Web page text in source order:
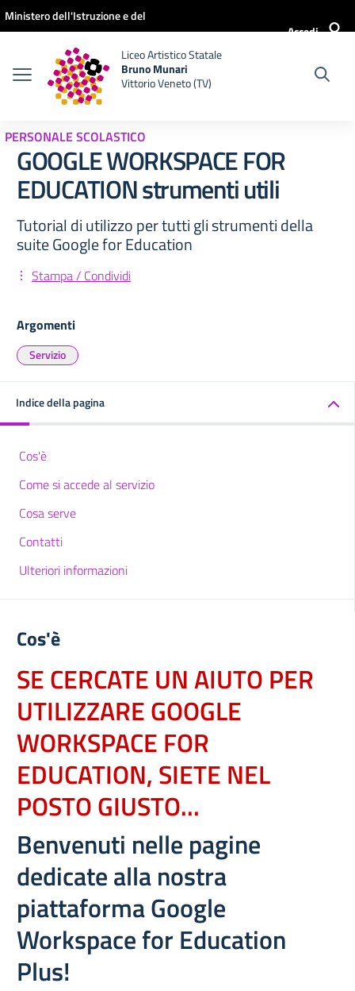
Vai ai contenuti
Vai al menu di navigazione
Vai al footer
Ministero dell'Istruzione e del
Accedi
Liceo Artistico Statale
Bruno Munari
Vittorio Veneto (TV)
PERSONALE SCOLASTICO
GOOGLE WORKSPACE FOR
EDUCATION strumenti utili
Tutorial di utilizzo per tutti gli strumenti della
suite Google for Education
Stampa / Condividi
Argomenti
Servizio
Indice della pagina
Cos'è
Come si accede al servizio
Cosa serve
Contatti
Ulteriori informazioni
Cos'è
SE CERCATE UN AIUTO PER
UTILIZZARE GOOGLE
WORKSPACE FOR
EDUCATION, SIETE NEL
POSTO GIUSTO...
Benvenuti nelle pagine
dedicate alla nostra
piattaforma Google
Workspace for Education
Plus!